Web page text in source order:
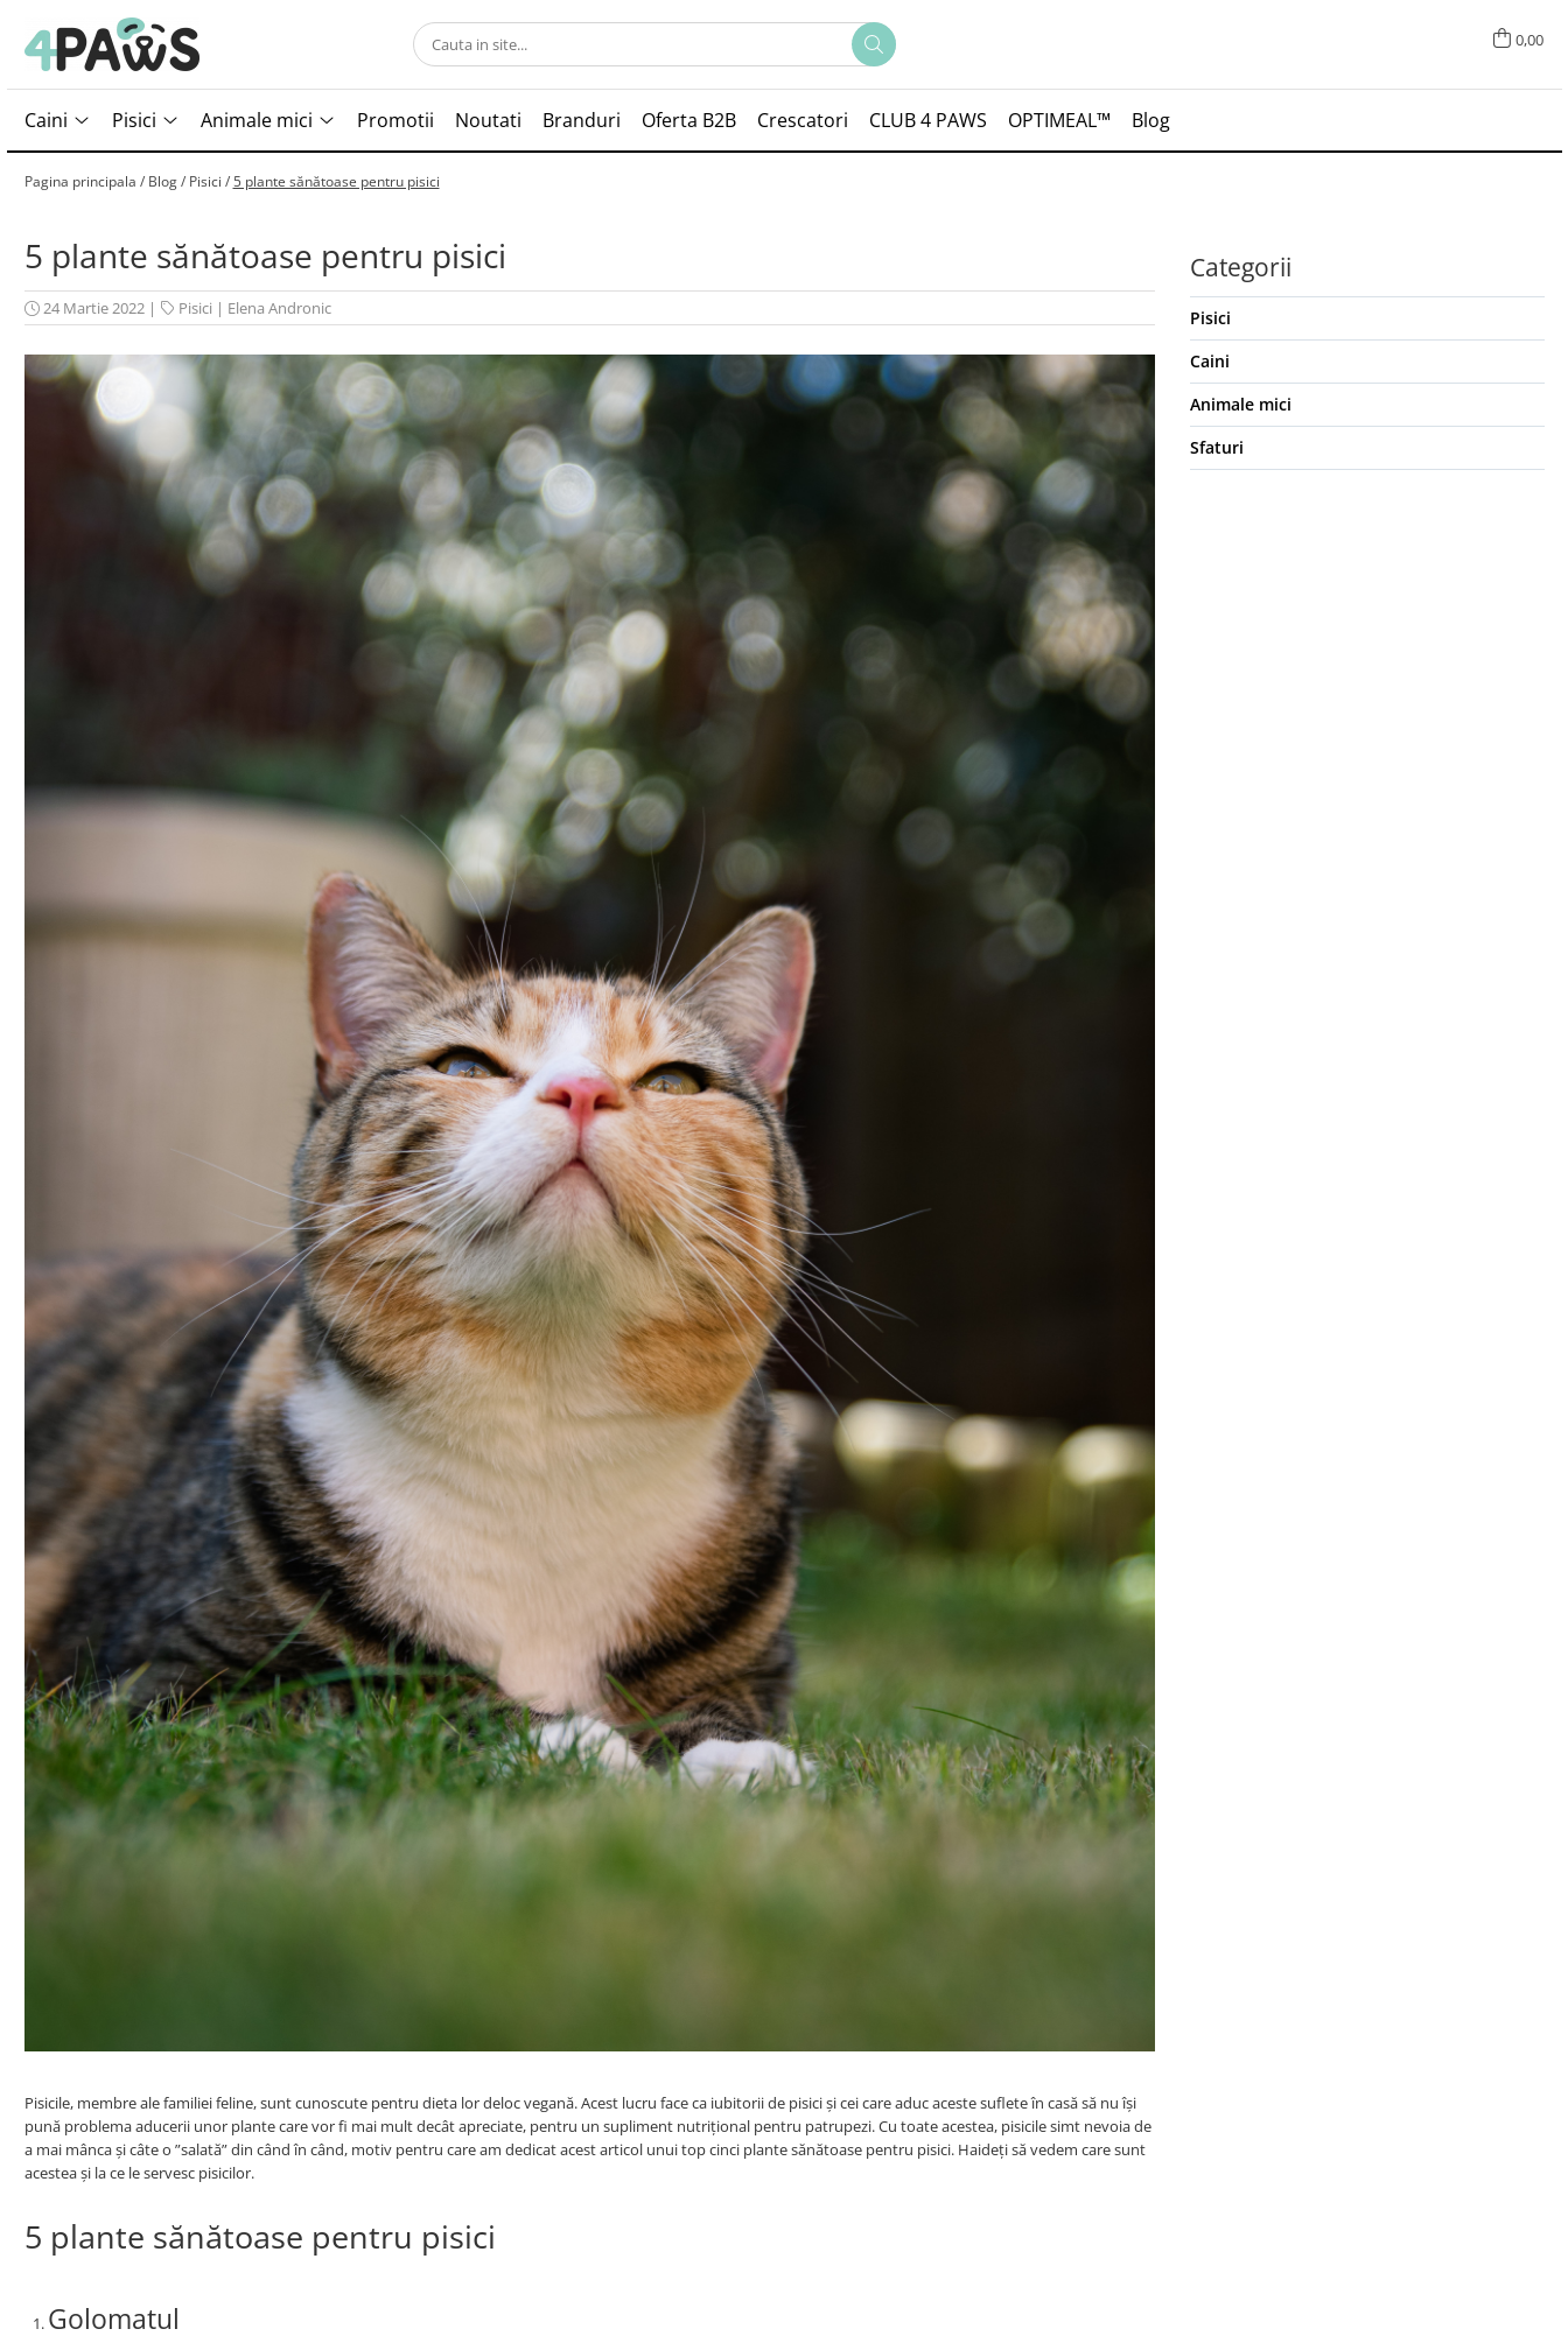
Caini
Hrana uscata
Recompense
Lese si zgarzi
Jucarii caini
Custi de transport
Castroane si boluri
Suplimente
Igiena caini
Pisici
Hrana uscata
Recompense
Accesorii pisici
Ansambluri de joaca, sisaluri
Lese, hamuri si zgarzi
Igiena pisici
Animale mici
Hrana animale mici
Accesorii
0,00
Caini Pisici Animale mici Promotii Noutati Branduri Oferta B2B Crescatori CLUB 4 PAWS OPTIMEAL™ Blog
Pagina principala / Blog / Pisici / 5 plante sănătoase pentru pisici
5 plante sănătoase pentru pisici
24 Martie 2022| Pisici | Elena Andronic
Pisicile, membre ale familiei feline, sunt cunoscute pentru dieta lor deloc vegană. Acest lucru face ca iubitorii de pisici și cei care aduc aceste suflete în casă să nu își
pună problema aducerii unor plante care vor fi mai mult decât apreciate, pentru un supliment nutrițional pentru patrupezi. Cu toate acestea, pisicile simt nevoia de
a mai mânca și câte o ”salată” din când în când, motiv pentru care am dedicat acest articol unui top cinci plante sănătoase pentru pisici. Haideți să vedem care sunt
acestea și la ce le servesc pisicilor.
5 plante sănătoase pentru pisici
Golomatul
Categorii
Pisici
Caini
Animale mici
Sfaturi